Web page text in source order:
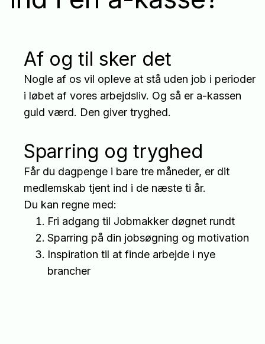
Af og til sker det
Nogle af os vil opleve at stå uden job i perioder
i løbet af vores arbejdsliv. Og så er a-kassen
guld værd. Den giver tryghed.
Sparring og tryghed
Får du dagpenge i bare tre måneder, er dit
medlemskab tjent ind i de næste ti år.
Du kan regne med:
Fri adgang til Jobmakker døgnet rundt
Sparring på din jobsøgning og motivation
Inspiration til at finde arbejde i nye
brancher